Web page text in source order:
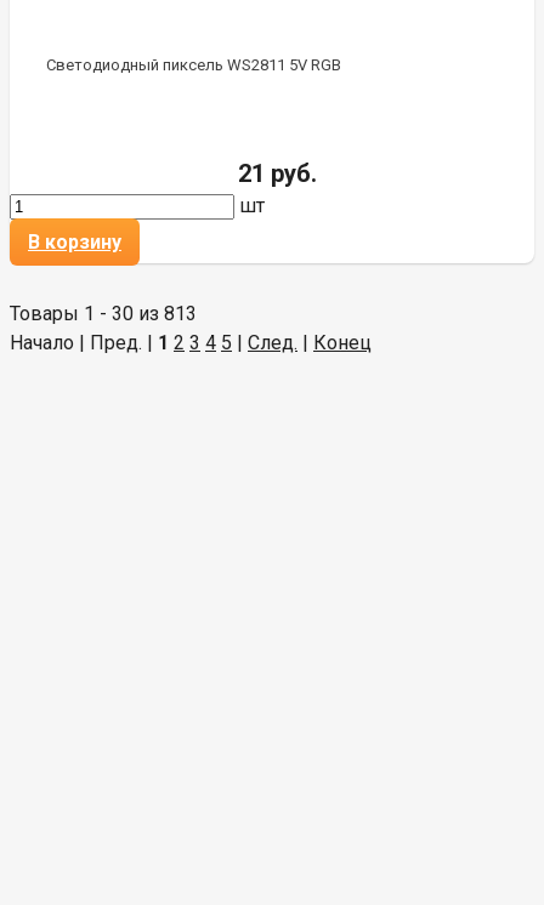
Светодиодный пиксель WS2811 5V RGB
21 руб.
шт
В корзину
Товары 1 - 30 из 813
Начало | Пред. | 1 2 3 4 5 | След. | Конец